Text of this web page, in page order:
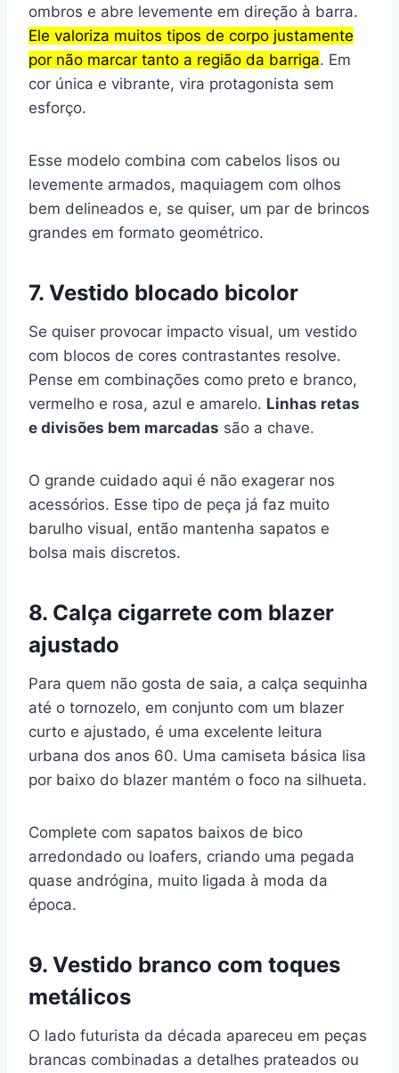
ombros e abre levemente em direção à barra.
Ele valoriza muitos tipos de corpo justamente
por não marcar tanto a região da barriga. Em
cor única e vibrante, vira protagonista sem
esforço.
Esse modelo combina com cabelos lisos ou
levemente armados, maquiagem com olhos
bem delineados e, se quiser, um par de brincos
grandes em formato geométrico.
7. Vestido blocado bicolor
Se quiser provocar impacto visual, um vestido
com blocos de cores contrastantes resolve.
Pense em combinações como preto e branco,
vermelho e rosa, azul e amarelo. Linhas retas
e divisões bem marcadas são a chave.
O grande cuidado aqui é não exagerar nos
acessórios. Esse tipo de peça já faz muito
barulho visual, então mantenha sapatos e
bolsa mais discretos.
8. Calça cigarrete com blazer
ajustado
Para quem não gosta de saia, a calça sequinha
até o tornozelo, em conjunto com um blazer
curto e ajustado, é uma excelente leitura
urbana dos anos 60. Uma camiseta básica lisa
por baixo do blazer mantém o foco na silhueta.
Complete com sapatos baixos de bico
arredondado ou loafers, criando uma pegada
quase andrógina, muito ligada à moda da
época.
9. Vestido branco com toques
metálicos
O lado futurista da década apareceu em peças
brancas combinadas a detalhes prateados ou